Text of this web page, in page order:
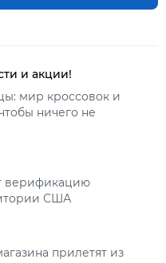
и акции!
мир кроссовок и
ничего не
верификацию
США
прилетят из